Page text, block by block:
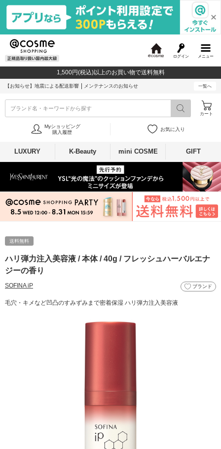
メニュー
ログイン
c
o
1,500円(税込)以上のお買い物で送料無料
【お知らせ】 地震による配送影響 メンテナンスのお知らせ 一覧へ
ブランド名・キーワードから探す
カート
Myショッピング
購入履歴
お気に入り
LUXURY K-Beauty mini COSME GIFT
送料無料
ハリ弾力注入美容液 / 本体 / 40g / フレッシュハーバルエナ
ジーの香り
SOFINA iP ブランド
毛穴・キメなど凹凸のすみずみまで密着保湿 ハリ弾力注入美容液